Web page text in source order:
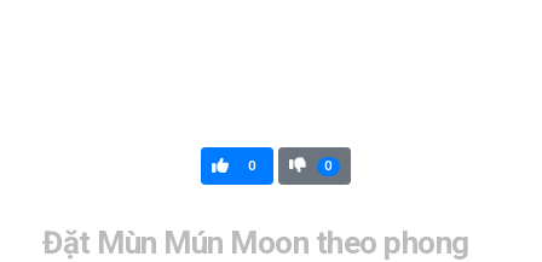
0 0
Đặt Mùn Mún Moon theo phong